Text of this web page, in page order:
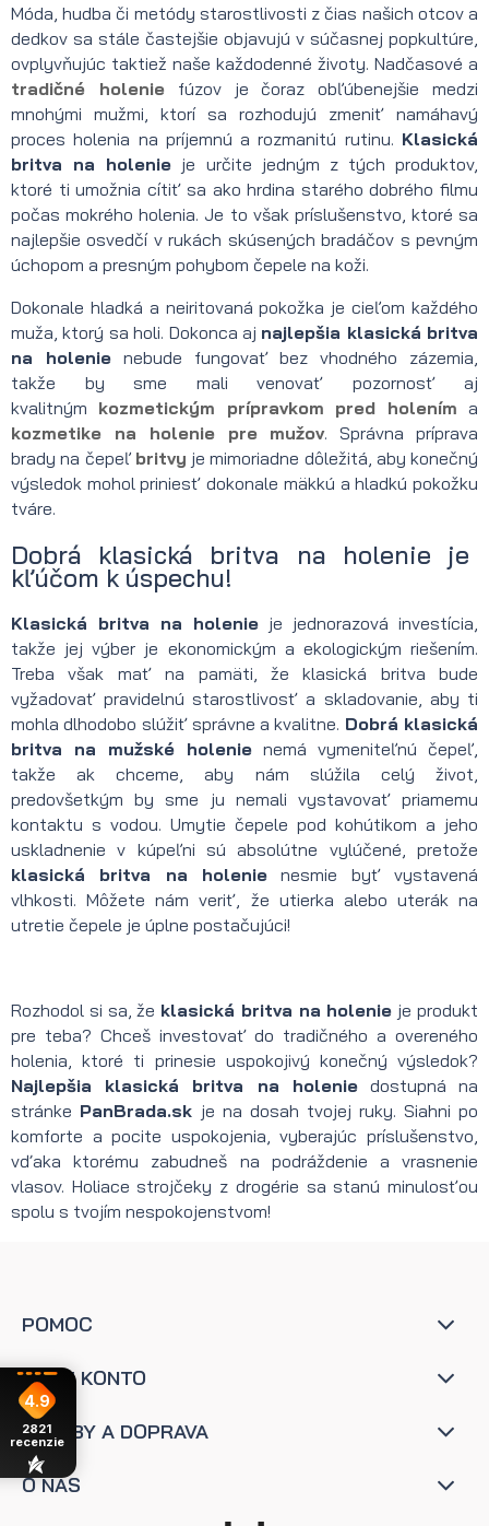
Móda, hudba či metódy starostlivosti z čias našich otcov a
dedkov sa stále častejšie objavujú v súčasnej popkultúre,
ovplyvňujúc taktiež naše každodenné životy. Nadčasové a
tradičné holeniefúzov je čoraz obľúbenejšie medzi
mnohými mužmi, ktorí sa rozhodujú zmeniť namáhavý
proces holenia na príjemnú a rozmanitú rutinu. Klasická
britva na holenie je určite jedným z tých produktov,
ktoré ti umožnia cítiť sa ako hrdina starého dobrého filmu
počas mokrého holenia. Je to však príslušenstvo, ktoré sa
najlepšie osvedčí v rukách skúsených bradáčov s pevným
úchopom a presným pohybom čepele na koži.
Dokonale hladká a neiritovaná pokožka je cieľom každého
muža, ktorý sa holi. Dokonca aj najlepšia klasická britva
na holenienebude fungovať bez vhodného zázemia,
takže by sme mali venovať pozornosť aj
kvalitným kozmetickým prípravkom pred holením a
kozmetike na holenie pre mužov. Správna príprava
brady na čepeľ britvy je mimoriadne dôležitá, aby konečný
výsledok mohol priniesť dokonale mäkkú a hladkú pokožku
tváre.
Dobrá klasická britva na holenie je
kľúčom k úspechu!
Klasická britva na holenie je jednorazová investícia,
takže jej výber je ekonomickým a ekologickým riešením.
Treba však mať na pamäti, že klasická britva bude
vyžadovať pravidelnú starostlivosť a skladovanie, aby ti
mohla dlhodobo slúžiť správne a kvalitne. Dobrá klasická
britva na mužské holenie nemá vymeniteľnú čepeľ,
takže ak chceme, aby nám slúžila celý život,
predovšetkým by sme ju nemali vystavovať priamemu
kontaktu s vodou. Umytie čepele pod kohútikom a jeho
uskladnenie v kúpeľni sú absolútne vylúčené, pretože
klasická britva na holenie nesmie byť vystavená
vlhkosti. Môžete nám veriť, že utierka alebo uterák na
utretie čepele je úplne postačujúci!
Rozhodol si sa, že klasická britva na holenie je produkt
pre teba? Chceš investovať do tradičného a overeného
holenia, ktoré ti prinesie uspokojivý konečný výsledok?
Najlepšia klasická britva na holeniedostupná na
stránke PanBrada.sk je na dosah tvojej ruky. Siahni po
komforte a pocite uspokojenia, vyberajúc príslušenstvo,
vďaka ktorému zabudneš na podráždenie a vrasnenie
vlasov. Holiace strojčeky z drogérie sa stanú minulosťou
spolu s tvojím nespokojenstvom!
POMOC
MOJE KONTO
PLATBY A DOPRAVA
O NÁS
4.9
2821
recenzie